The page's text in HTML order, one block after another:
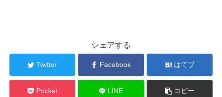
シェアする
Twitter Facebook はてブ
Pocket LINE コピー